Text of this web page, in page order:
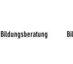
Bildungsberatung